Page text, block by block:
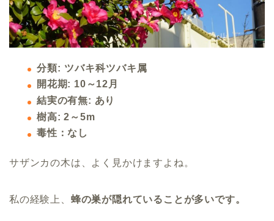
分類: ツバキ科ツバキ属
開花期: 10～12月
結実の有無: あり
樹高: 2～5m
毒性：なし
サザンカの木は、よく見かけますよね。
私の経験上、 蜂の巣が隠れていることが多いです。